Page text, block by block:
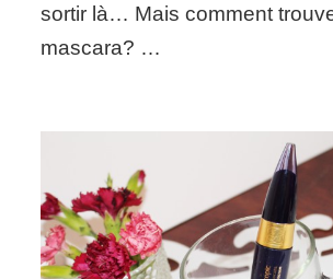
sortir là… Mais comment
mascara? …